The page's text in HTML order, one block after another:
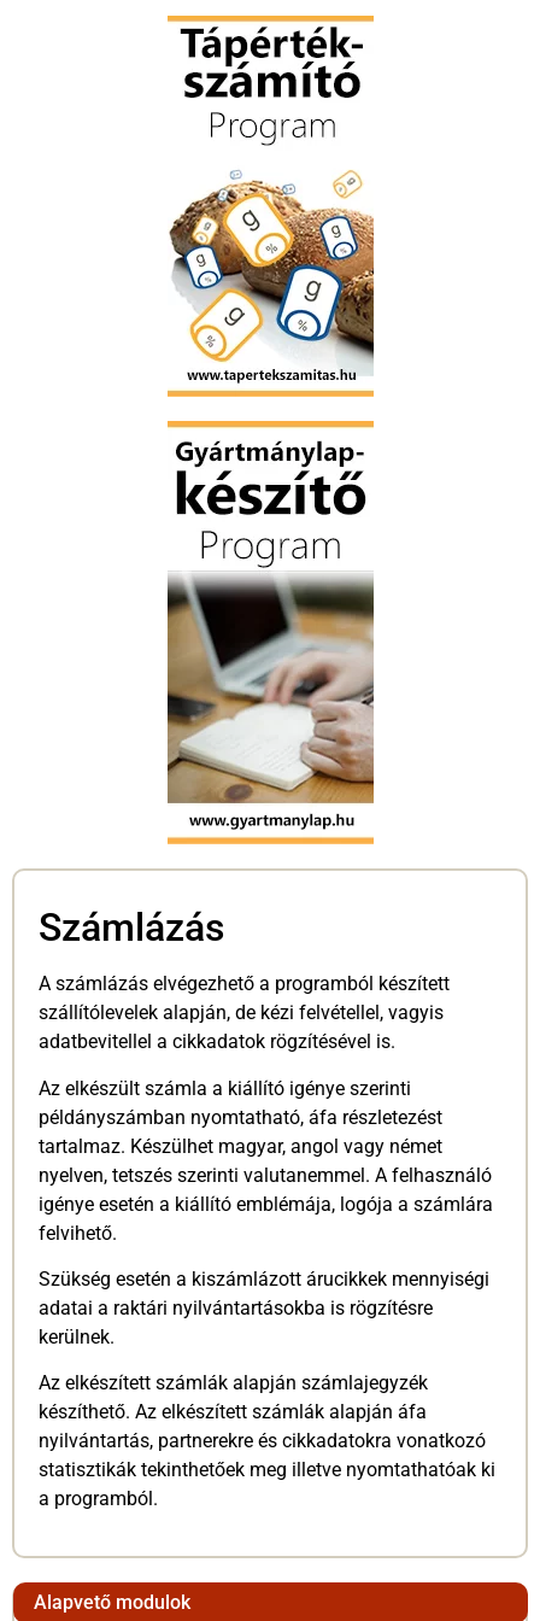
Számlázás
A számlázás elvégezhető a programból készített
szállítólevelek alapján, de kézi felvétellel, vagyis
adatbevitellel a cikkadatok rögzítésével is.
Az elkészült számla a kiállító igénye szerinti
példányszámban nyomtatható, áfa részletezést
tartalmaz. Készülhet magyar, angol vagy német
nyelven, tetszés szerinti valutanemmel. A felhasználó
igénye esetén a kiállító emblémája, logója a számlára
felvihető.
Szükség esetén a kiszámlázott árucikkek mennyiségi
adatai a raktári nyilvántartásokba is rögzítésre
kerülnek.
Az elkészített számlák alapján számlajegyzék
készíthető. Az elkészített számlák alapján áfa
nyilvántartás, partnerekre és cikkadatokra vonatkozó
statisztikák tekinthetőek meg illetve nyomtathatóak ki
a programból.
Alapvető modulok